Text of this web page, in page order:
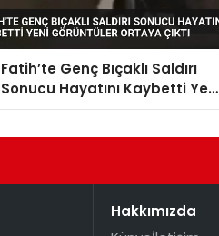
Fatih’te Genç Bıçaklı Saldırı
Sonucu Hayatını Kaybetti Yeni
Görüntüler Ortaya Çıktı
Hakkımızda